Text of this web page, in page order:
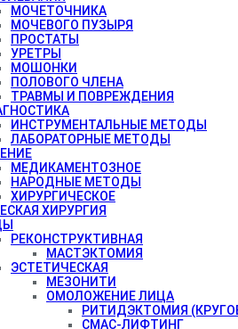
МОЧЕТОЧНИКА
МОЧЕВОГО ПУЗЫРЯ
ПРОСТАТЫ
УРЕТРЫ
МОШОНКИ
ПОЛОВОГО ЧЛЕНА
ТРАВМЫ И ПОВРЕЖДЕНИЯ
ИНСТРУМЕНТАЛЬНЫЕ МЕТОДЫ
ЛАБОРАТОРНЫЕ МЕТОДЫ
МЕДИКАМЕНТОЗНОЕ
НАРОДНЫЕ МЕТОДЫ
ХИРУРГИЧЕСКОЕ
ХИРУРГИЯ
РЕКОНСТРУКТИВНАЯ
МАСТЭКТОМИЯ
ЭСТЕТИЧЕСКАЯ
МЕЗОНИТИ
ОМОЛОЖЕНИЕ ЛИЦА
РИТИДЭКТОМИЯ
СМАС-ЛИФТИНГ